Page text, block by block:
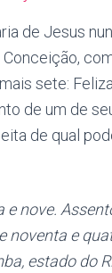
de Jesus
sete:
de um de
de qual
nove.
noventa e
estado do